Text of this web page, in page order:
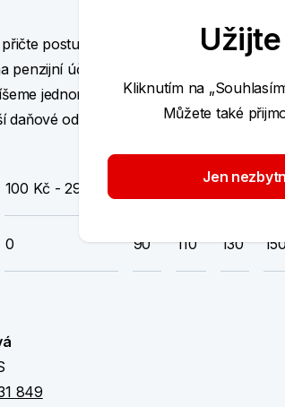
postupně, je totiž rozpočítán na
penzijní účet. „Naším cílem je
jednorázově, ale po částech, jim
daňové odpočty,“ vysvětluje Lubomír
100 Kč - 299 Kč 600
0 90 110 130
849
Kliknutím na
Můžete také
Jen